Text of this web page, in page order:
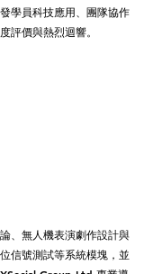
學員科技應用、團隊協作
評價與熱烈迴響。
、無人機表演劇作設計與
信號測試等系統模塊，並